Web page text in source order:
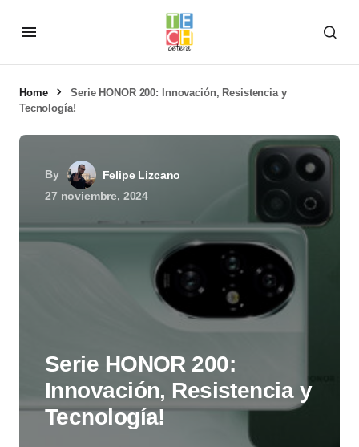
Home
Serie HONOR 200: Innovación, Resistencia y
Tecnología!
By
Felipe Lizcano
27 noviembre, 2024
Serie HONOR 200:
Innovación, Resistencia y
Tecnología!